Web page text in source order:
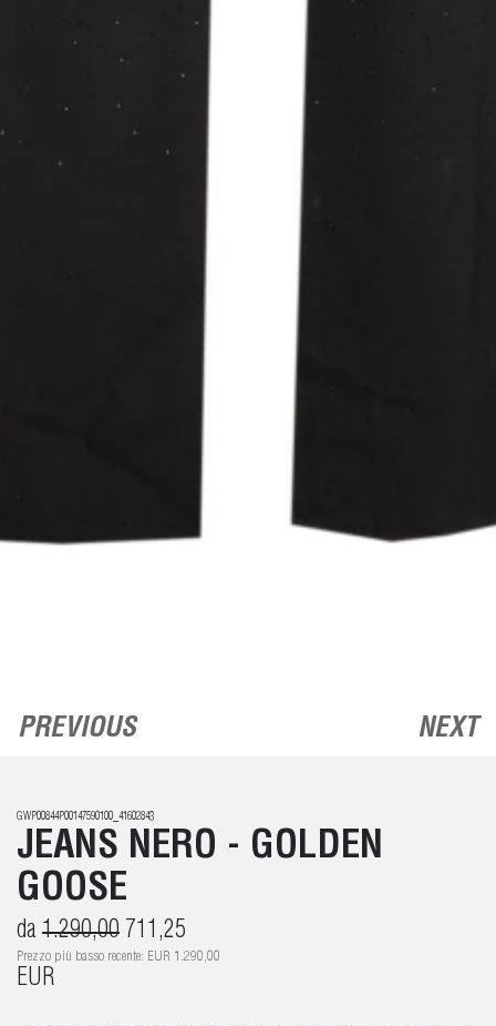
PREVIOUS NEXT
GWP00844P00147590100_41602843
JEANS NERO - GOLDEN
GOOSE
da 1.290,00 711,25
Prezzo più basso recente: EUR 1.290,00
EUR